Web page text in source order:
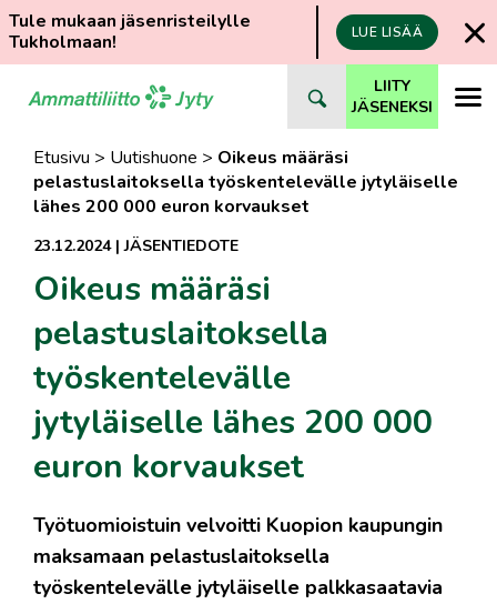
Tule mukaan jäsenristeilylle
Tukholmaan!
LUE LISÄÄ
suoraan
LIITY
JÄSENEKSI
Etusivu > Uutishuone > Oikeus määräsi
pelastuslaitoksella työskentelevälle jytyläiselle
lähes 200 000 euron korvaukset
23.12.2024|JÄSENTIEDOTE
Oikeus määräsi
pelastuslaitoksella
työskentelevälle
jytyläiselle lähes 200 000
euron korvaukset
Työtuomioistuin velvoitti Kuopion kaupungin
maksamaan pelastuslaitoksella
työskentelevälle jytyläiselle palkkasaatavia